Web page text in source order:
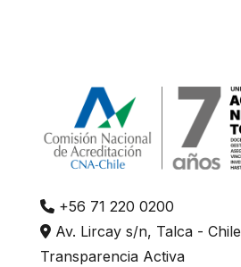
+56 71 220 0200
Av. Lircay s/n, Talca - Chile
Transparencia Activa